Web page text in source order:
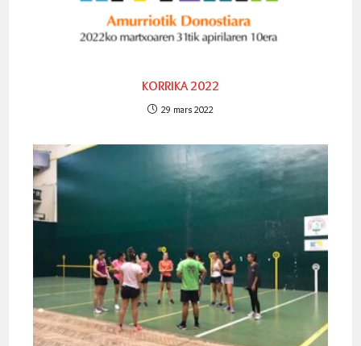
KORRIKA 2022
29 mars 2022